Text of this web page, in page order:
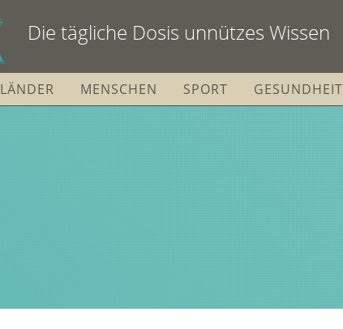
Die tägliche Dosis unnützes Wissen
LÄNDER MENSCHEN SPORT GESUNDHEIT